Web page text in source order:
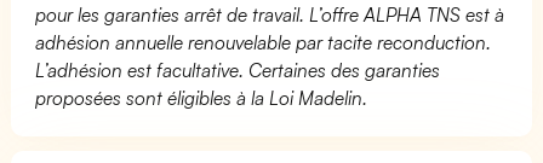
pour les garanties arrêt de travail. L’offre ALPHA TNS est à
adhésion annuelle renouvelable par tacite reconduction.
L’adhésion est facultative. Certaines des garanties
proposées sont éligibles à la Loi Madelin.